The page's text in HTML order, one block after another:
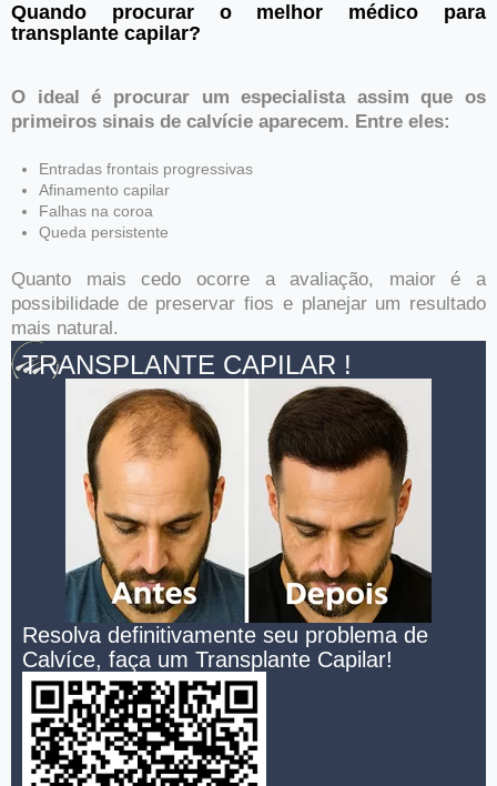
Quando procurar o melhor médico para
transplante capilar?
O ideal é procurar um especialista assim que os
primeiros sinais de calvície aparecem. Entre eles:
Entradas frontais progressivas
Afinamento capilar
Falhas na coroa
Queda persistente
Quanto mais cedo ocorre a avaliação, maior é a
possibilidade de preservar fios e planejar um resultado
mais natural.
TRANSPLANTE CAPILAR !
Resolva definitivamente seu problema de
Calvíce, faça um Transplante Capilar!